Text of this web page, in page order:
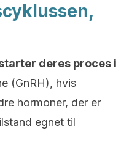
deres proces i
(GnRH), hvis
hormoner, der er
egnet til